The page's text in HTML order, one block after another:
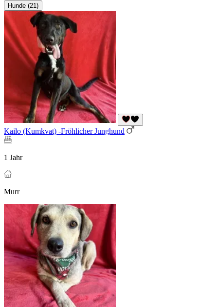
Hunde (21)
Kailo (Kumkvat) -Fröhlicher Junghund
1 Jahr
Murr